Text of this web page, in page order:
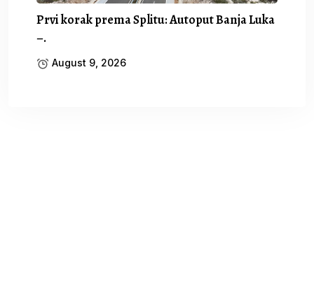
Prvi korak prema Splitu: Autoput Banja Luka
–.
August 9, 2026